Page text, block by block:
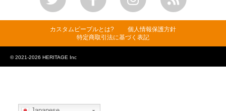
カスタムピープルとは?
個人情報保護方針
特定商取引法に基づく表記
© 2021-2026 HERITAGE Inc